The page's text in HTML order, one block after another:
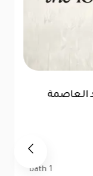
العاصمة
1 bath